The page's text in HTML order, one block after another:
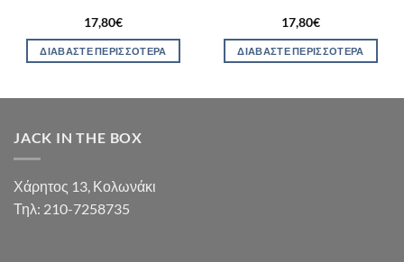
17,80€
ΔΙΑΒΆΣΤΕ ΠΕΡΙΣΣΌΤΕΡΑ
17,80€
ΔΙΑΒΆΣΤΕ ΠΕΡΙΣΣΌΤΕΡΑ
JACK IN THE BOX
Χάρητος 13, Κολωνάκι
Τηλ: 210-7258735